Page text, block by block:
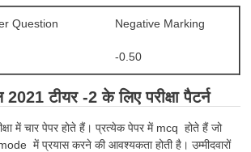
Exam
Question Negative Marking
-0.50
टीयर -2 के लिए परीक्षा पैटर्न
में चार पेपर होते हैं। प्रत्येक पेपर में mcq होते हैं जो
में प्रयास करने की आवश्यकता होती है। उम्मीदवारों